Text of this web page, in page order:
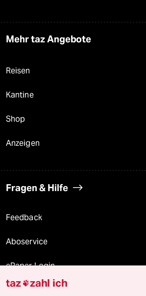
Mehr taz Angebote
Reisen
Kantine
Shop
Anzeigen
Fragen & Hilfe
Feedback
Aboservice
ePaper Login
Downloads für Abonnierende
taz zahl ich